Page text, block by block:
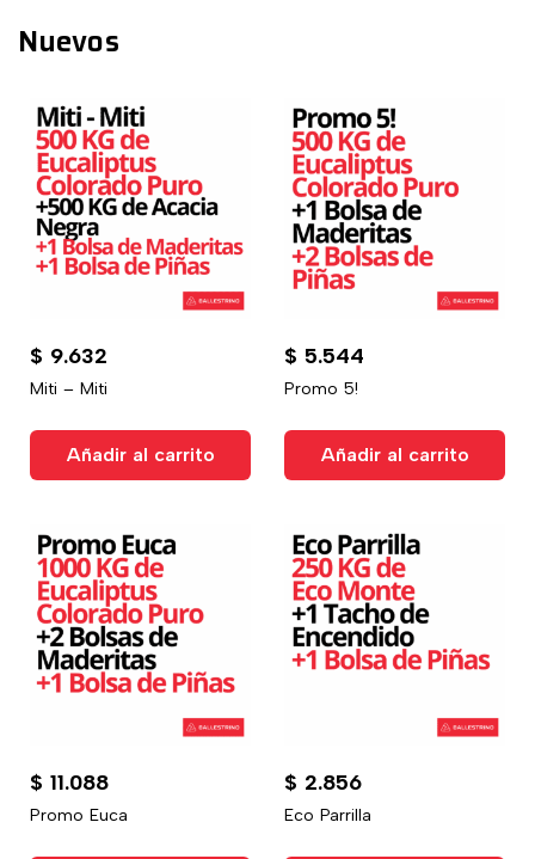
Nuevos
$ 9.632
Miti – Miti
Añadir al carrito
$ 5.544
Promo 5!
Añadir al carrito
$ 11.088
Promo Euca
$ 2.856
Eco Parrilla